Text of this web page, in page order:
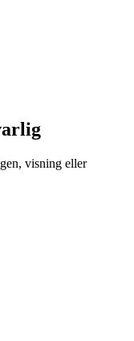
visning eller